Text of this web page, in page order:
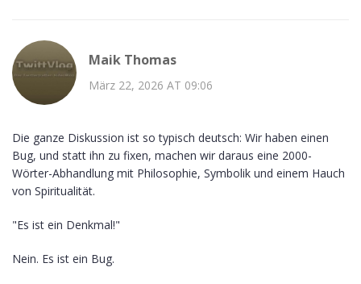
Maik Thomas
März 22, 2026 AT 09:06
Die ganze Diskussion ist so typisch deutsch: Wir haben einen
Bug, und statt ihn zu fixen, machen wir daraus eine 2000-
Wörter-Abhandlung mit Philosophie, Symbolik und einem Hauch
von Spiritualität.
"Es ist ein Denkmal!"
Nein. Es ist ein Bug.